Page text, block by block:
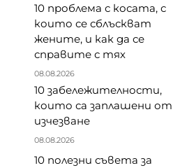
10 проблема с косата, с
които се сблъскват
жените, и как да се
справите с тях
08.08.2026
10 забележителности,
които са заплашени от
изчезване
08.08.2026
10 полезни съвета за